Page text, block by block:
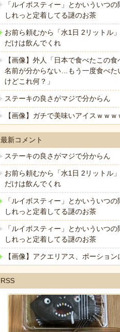
「ルイボスティー」とかいういつの
しれっと定着してる謎のお茶
お前ら頼むから「水1日 2リットル
だけは飲んでくれ
【画像】外人「日本で食べたこの食
名前が分からない…もう一度食べた
けどこれ何？」
ステーキの良さがマジで分からん
【画像】ガチで美味いアイスｗｗｗ
最新コメント
ステーキの良さがマジで分からん
お前ら頼むから「水1日 2リットル
だけは飲んでくれ
「ルイボスティー」とかいういつの
しれっと定着してる謎のお茶
「ルイボスティー」とかいういつの
しれっと定着してる謎のお茶
【画像】アクエリアス、ポーション
RSS